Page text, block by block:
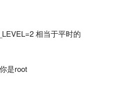
相当于平时的
是root